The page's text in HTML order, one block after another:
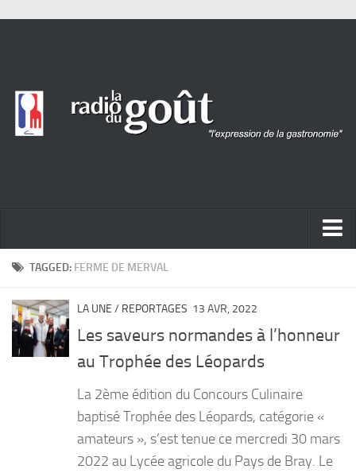
ACTUALITÉ
PORTRAITS
LIVRES
Entrées
TAGGED: FERME DE MERVAL
LA UNE / REPORTAGES 13 AVR, 2022
Les saveurs normandes à l’honneur
au Trophée des Léopards
La 2ème édition du Concours Culinaire
baptisé Trophée des Léopards, catégorie «
amateurs », s’est tenue ce mercredi 30 mars
2022 au Lycée agricole du Pays de Bray. Le